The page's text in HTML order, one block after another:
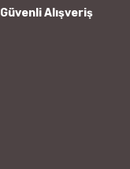
Güvenli Alışveriş